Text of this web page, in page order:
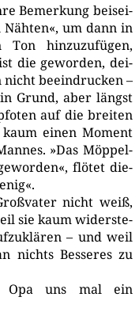
Bemer­kung bei­sei­
um dann in
Ton hin­zu­zu­fü­gen,
die gewor­den, dei­
nicht beein­dru­cken –
Grund, aber längst
auf die brei­ten
einen Moment
»Das Möp­pel­
flö­tet die­
nicht weiß,
sie kaum wider­ste­
– und weil
nichts Bes­se­res zu
Opa uns mal ein